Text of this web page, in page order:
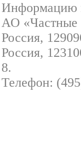
Информацию
АО «Частные
Россия,
Россия,
8.
Телефон: